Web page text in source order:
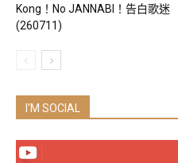
Kong！No JANNABI！告白歌迷
(260711)
I'M SOCIAL